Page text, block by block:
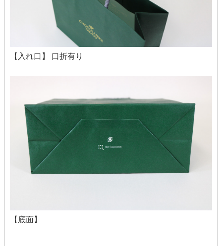
【入れ口】 口折有り
【底面】